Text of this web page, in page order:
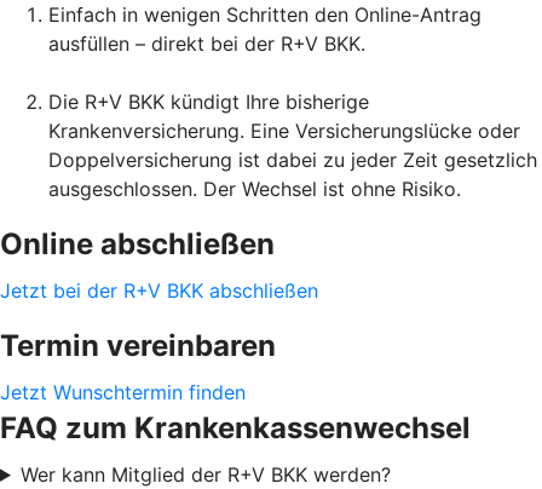
Einfach in wenigen Schritten den Online-Antrag
ausfüllen – direkt bei der R+V BKK.
Die R+V BKK kündigt Ihre bisherige
Krankenversicherung. Eine Versicherungslücke oder
Doppelversicherung ist dabei zu jeder Zeit gesetzlich
ausgeschlossen. Der Wechsel ist ohne Risiko.
Online abschließen
Jetzt bei der R+V BKK abschließen
Termin vereinbaren
Jetzt Wunschtermin finden
FAQ zum Krankenkassenwechsel
Wer kann Mitglied der R+V BKK werden?